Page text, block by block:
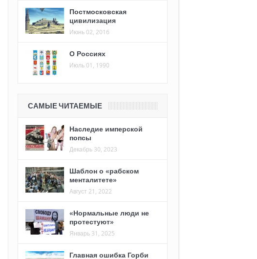
Постмосковская
цивилизация
Июнь 02, 2016
О Россиях
Июль 01, 1990
САМЫЕ ЧИТАЕМЫЕ
Наследие имперской
попсы
Декабрь 30, 2023
Шаблон о «рабском
менталитете»
Август 21, 2022
«Нормальные люди не
протестуют»
Январь 31, 2025
Главная ошибка Горби